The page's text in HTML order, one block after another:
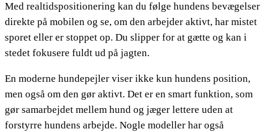
Med realtidspositionering kan du følge hundens bevægelser
direkte på mobilen og se, om den arbejder aktivt, har mistet
sporet eller er stoppet op. Du slipper for at gætte og kan i
stedet fokusere fuldt ud på jagten.
En moderne hundepejler viser ikke kun hundens position,
men også om den gør aktivt. Det er en smart funktion, som
gør samarbejdet mellem hund og jæger lettere uden at
forstyrre hundens arbejde. Nogle modeller har også